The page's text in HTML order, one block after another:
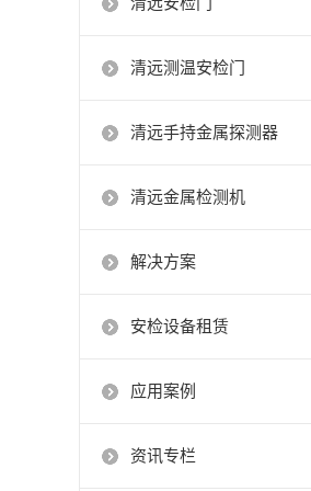
清远测温安检门
清远手持金属探测器
清远金属检测机
解决方案
安检设备租赁
应用案例
资讯专栏